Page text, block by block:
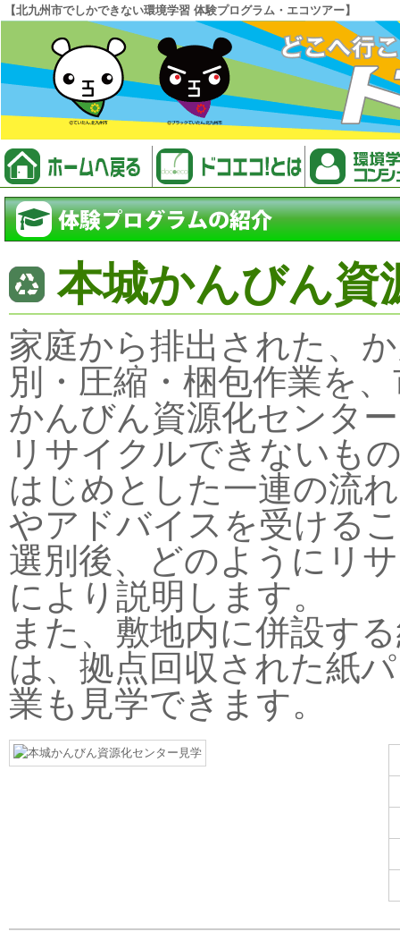
【北九州市でしかできない環境学習 体験プログラム・エコツアー】
本城かんびん資
家庭から排出された、
別・圧縮・梱包作業を
かんびん資源化センタ
リサイクルできないも
はじめとした一連の流
やアドバイスを受ける
選別後、どのようにリ
により説明します。
また、敷地内に併設す
は、拠点回収された紙
業も見学できます。